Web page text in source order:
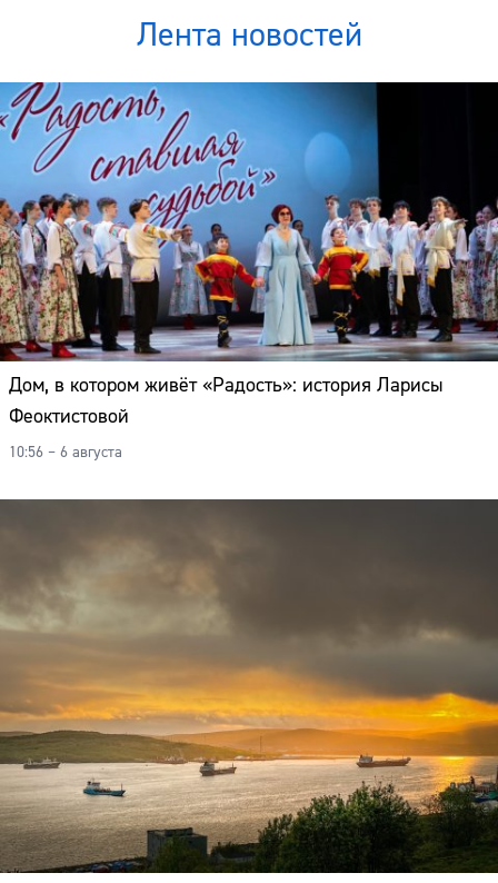
Лента новостей
Дом, в котором живёт «Радость»: история Ларисы
Феоктистовой
10:56 – 6 августа